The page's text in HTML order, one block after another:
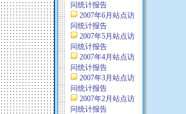
问统计报告
2007年6月站点访
问统计报告
2007年5月站点访
问统计报告
2007年4月站点访
问统计报告
2007年3月站点访
问统计报告
2007年2月站点访
问统计报告